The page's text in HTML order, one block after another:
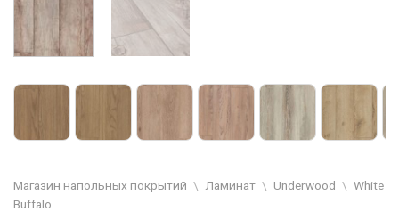
Магазин напольных покрытий \ Ламинат \ Underwood \ White
Buffalo